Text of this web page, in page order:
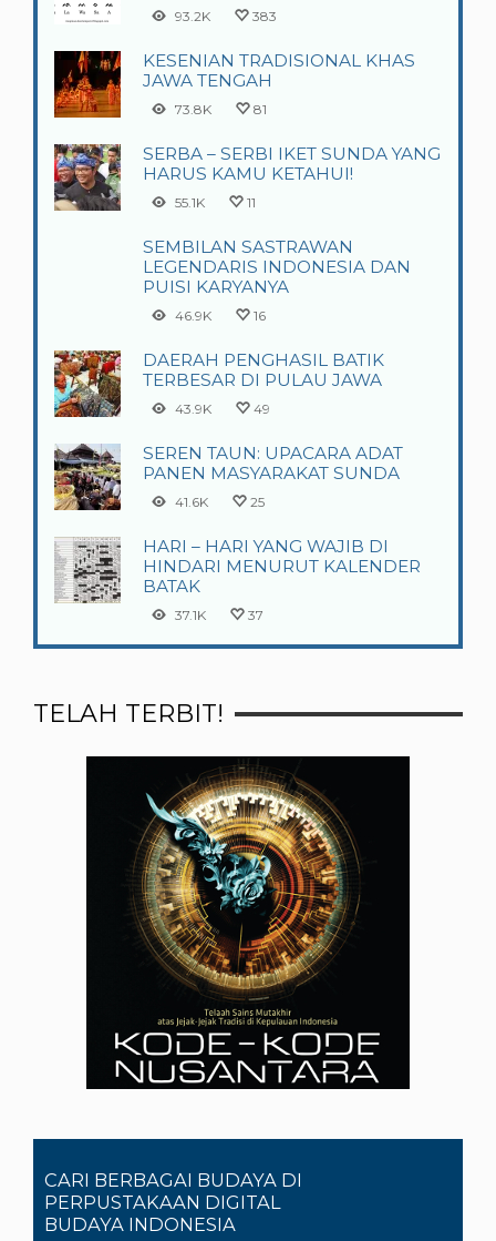
93.2K 383
KESENIAN TRADISIONAL KHAS
JAWA TENGAH
73.8K 81
SERBA – SERBI IKET SUNDA YANG
HARUS KAMU KETAHUI!
55.1K 11
SEMBILAN SASTRAWAN
LEGENDARIS INDONESIA DAN
PUISI KARYANYA
46.9K 16
DAERAH PENGHASIL BATIK
TERBESAR DI PULAU JAWA
43.9K 49
SEREN TAUN: UPACARA ADAT
PANEN MASYARAKAT SUNDA
41.6K 25
HARI – HARI YANG WAJIB DI
HINDARI MENURUT KALENDER
BATAK
37.1K 37
TELAH TERBIT!
CARI BERBAGAI BUDAYA DI
PERPUSTAKAAN DIGITAL
BUDAYA INDONESIA